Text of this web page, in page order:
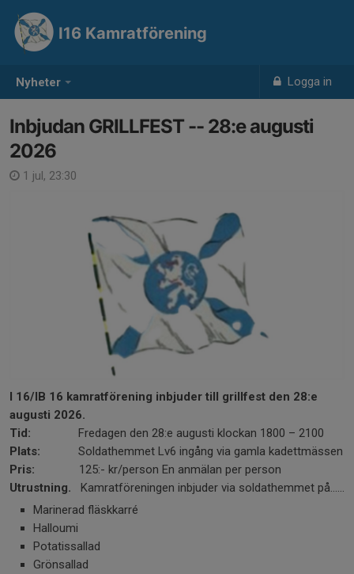
Nyheter Logga in
I16 Kamratförening
Inbjudan GRILLFEST -- 28:e augusti
2026
1 jul, 23:30
I 16/IB 16 kamratförening inbjuder till grillfest den 28:e
augusti 2026.
Tid: Fredagen den 28:e augusti klockan 1800 – 2100
Plats: Soldathemmet Lv6 ingång via gamla kadettmässen
Pris: 125:- kr/person En anmälan per person
Utrustning. Kamratföreningen inbjuder via soldathemmet på......
Marinerad fläskkarré
Halloumi
Potatissallad
Grönsallad